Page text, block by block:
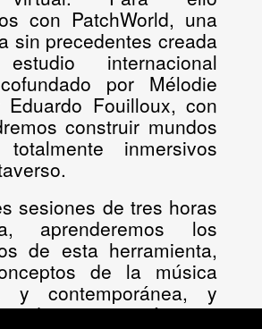
con PatchWorld, una
sin precedentes creada
internacional
por Mélodie
Fouilloux, con
construir mundos
totalmente inmersivos
sesiones de tres horas
aprenderemos los
de esta herramienta,
de la música
y contemporánea, y
de manera práctica y